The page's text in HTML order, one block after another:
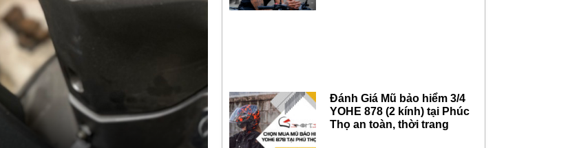
Đánh Giá Mũ bảo hiểm 3/4
YOHE 878 (2 kính) tại Phúc
Thọ an toàn, thời trang